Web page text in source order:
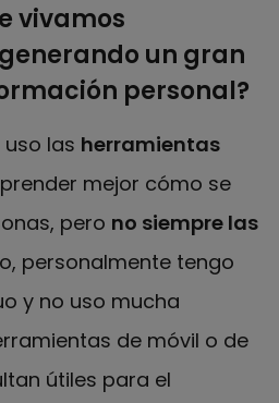
vivamos
un gran
personal?
uso las herramientas
mejor cómo se
pero no siempre las
personalmente tengo
y no uso mucha
de móvil o de
útiles para el